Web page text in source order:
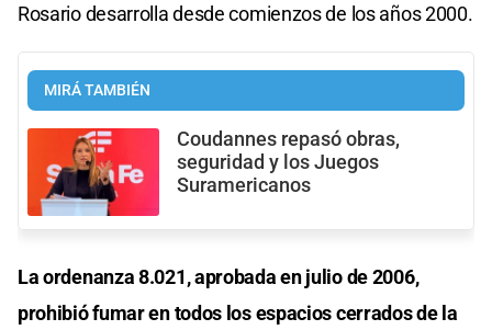
Rosario desarrolla desde comienzos de los años 2000.
MIRÁ TAMBIÉN
Coudannes repasó obras,
seguridad y los Juegos
Suramericanos
La ordenanza 8.021, aprobada en julio de 2006,
prohibió fumar en todos los espacios cerrados de la